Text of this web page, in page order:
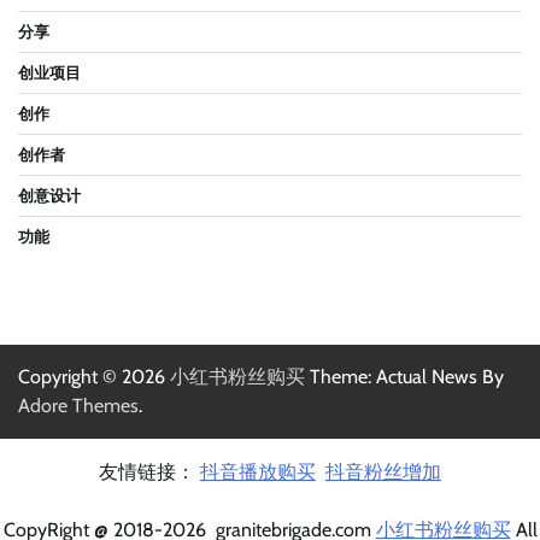
分享
创业项目
创作
创作者
创意设计
功能
Copyright © 2026 小红书粉丝购买 Theme: Actual News By
Adore Themes.
友情链接： 抖音播放购买 抖音粉丝增加
CopyRight @ 2018-2026 granitebrigade.com 小红书粉丝购买All